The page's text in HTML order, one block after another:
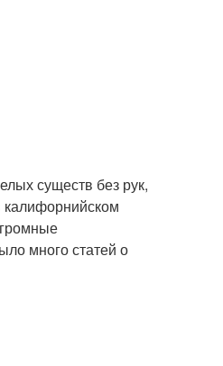
существ без рук,
калифорнийском
много статей о